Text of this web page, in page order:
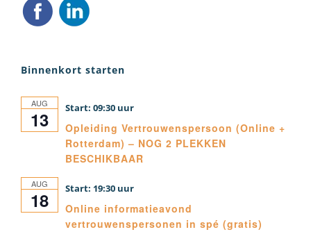
Binnenkort starten
AUG
13 09:30
Opleiding Vertrouwenspersoon (Online +
Rotterdam) – NOG 2 PLEKKEN
BESCHIKBAAR
AUG
18 19:30
Online informatieavond
vertrouwenspersonen in spé (gratis)